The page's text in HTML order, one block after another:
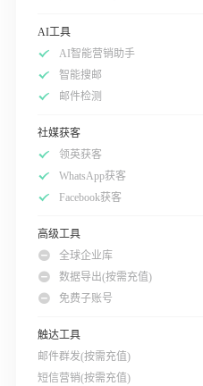
AI工具
AI智能营销助手
智能搜邮
邮件检测
社媒获客
领英获客
WhatsApp获客
Facebook获客
高级工具
全球企业库
数据导出(按需充值)
免费子账号
触达工具
邮件群发(按需充值)
短信营销(按需充值)